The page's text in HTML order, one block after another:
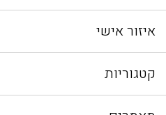
איזור אישי
קטגוריות